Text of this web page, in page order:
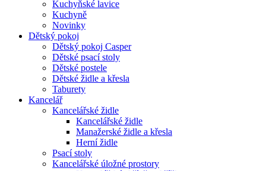
Kuchyňské lavice
Kuchyně
Novinky
Dětský pokoj
Dětský pokoj Casper
Dětské psací stoly
Dětské postele
Dětské židle a křesla
Taburety
Kancelář
Kancelářské židle
Kancelářské židle
Manažerské židle a křesla
Herní židle
Psací stoly
Kancelářské úložné prostory